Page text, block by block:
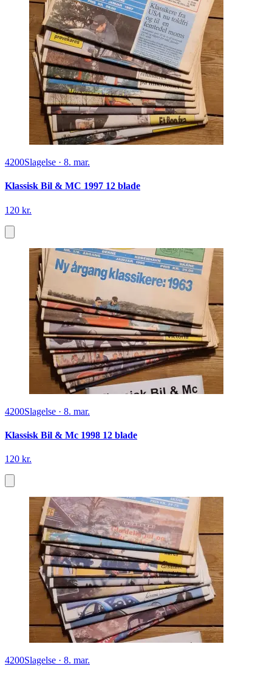
4200Slagelse · 8. mar.
Klassisk Bil & MC 1997 12 blade
120 kr.
4200Slagelse · 8. mar.
Klassisk Bil & Mc 1998 12 blade
120 kr.
4200Slagelse · 8. mar.